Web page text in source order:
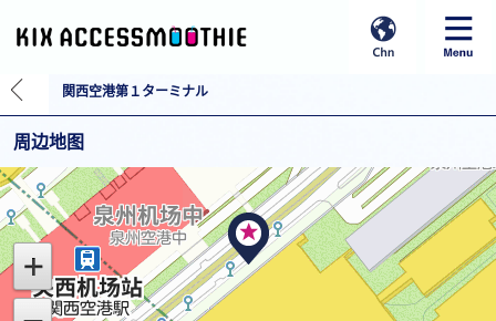
関西空港第１ターミナル
周边地图